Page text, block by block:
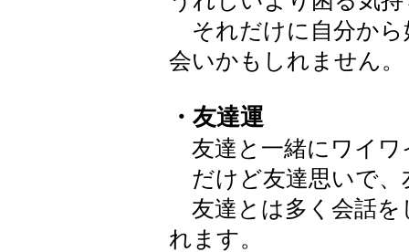
それだけに自分から
会いかもしれません。
・友達運
友達と一緒にワイワ
だけど友達思いで、
友達とは多く会話を
れます。